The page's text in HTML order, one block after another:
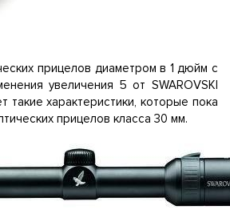
прицелов диаметром в 1 дюйм с
увеличения 5 от SWAROVSKI
такие характеристики, которые пока
прицелов класса 30 мм.